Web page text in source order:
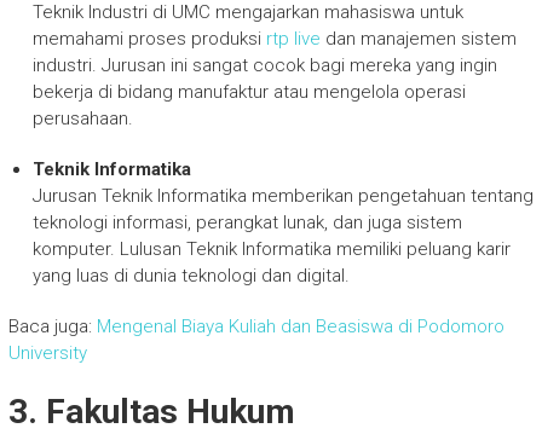
Teknik Industri di UMC mengajarkan mahasiswa untuk
memahami proses produksi rtp live dan manajemen sistem
industri. Jurusan ini sangat cocok bagi mereka yang ingin
bekerja di bidang manufaktur atau mengelola operasi
perusahaan.
Teknik Informatika
Jurusan Teknik Informatika memberikan pengetahuan tentang
teknologi informasi, perangkat lunak, dan juga sistem
komputer. Lulusan Teknik Informatika memiliki peluang karir
yang luas di dunia teknologi dan digital.
Baca juga: Mengenal Biaya Kuliah dan Beasiswa di Podomoro
University
3. Fakultas Hukum